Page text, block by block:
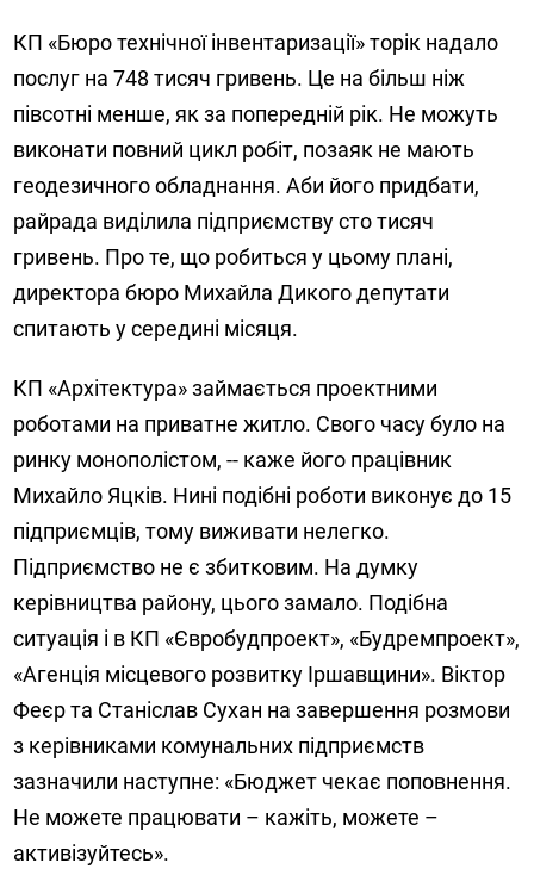
КП «Бюро технічної інвентаризації» торік надало
послуг на 748 тисяч гривень. Це на більш ніж
півсотні менше, як за попередній рік. Не можуть
виконати повний цикл робіт, позаяк не мають
геодезичного обладнання. Аби його придбати,
райрада виділила підприємству сто тисяч
гривень. Про те, що робиться у цьому плані,
директора бюро Михайла Дикого депутати
спитають у середині місяця.
КП «Архітектура» займається проектними
роботами на приватне житло. Свого часу було на
ринку монополістом, -- каже його працівник
Михайло Яцків. Нині подібні роботи виконує до 15
підприємців, тому виживати нелегко.
Підприємство не є збитковим. На думку
керівництва району, цього замало. Подібна
ситуація і в КП «Євробудпроект», «Будремпроект»,
«Агенція місцевого розвитку Іршавщини». Віктор
Феєр та Станіслав Сухан на завершення розмови
з керівниками комунальних підприємств
зазначили наступне: «Бюджет чекає поповнення.
Не можете працювати – кажіть, можете –
активізуйтесь».